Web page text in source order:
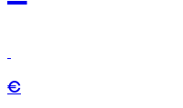
€